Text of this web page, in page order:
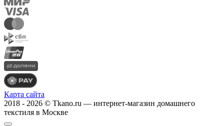
Карта сайта
2018 - 2026 © Tkano.ru — интернет-магазин домашнего
текстиля в Москве